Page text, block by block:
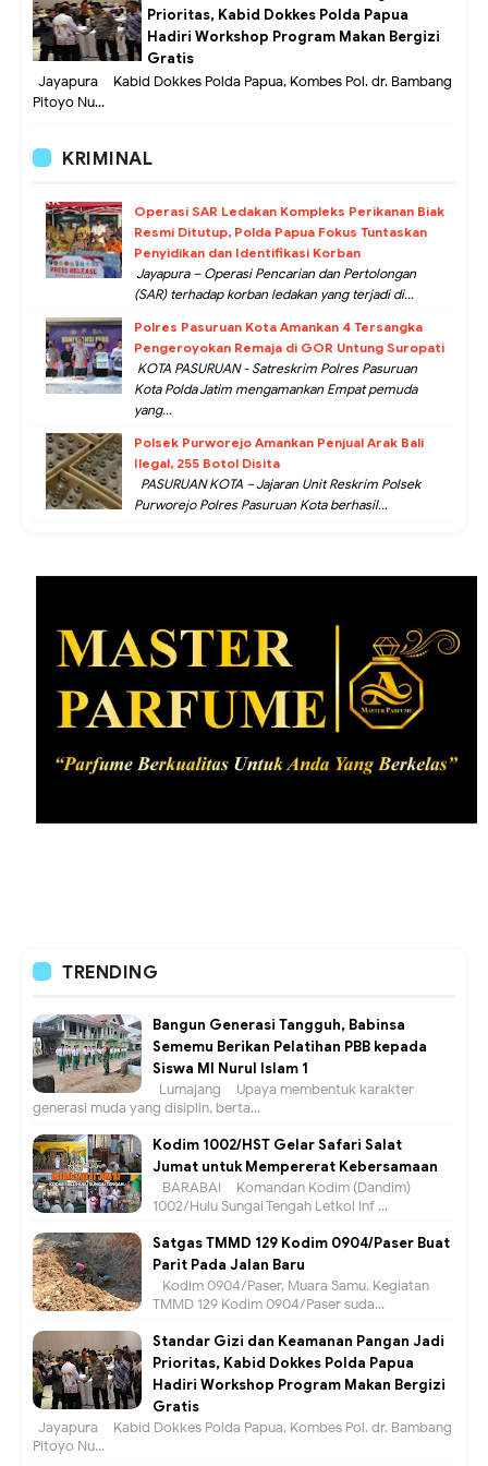
Prioritas, Kabid Dokkes Polda Papua
Hadiri Workshop Program Makan Bergizi
Gratis
Jayapura – Kabid Dokkes Polda Papua, Kombes Pol. dr. Bambang
Pitoyo Nu...
KRIMINAL
Operasi SAR Ledakan Kompleks Perikanan Biak
Resmi Ditutup, Polda Papua Fokus Tuntaskan
Penyidikan dan Identifikasi Korban
Jayapura – Operasi Pencarian dan Pertolongan
(SAR) terhadap korban ledakan yang terjadi di...
Polres Pasuruan Kota Amankan 4 Tersangka
Pengeroyokan Remaja di GOR Untung Suropati
KOTA PASURUAN - Satreskrim Polres Pasuruan
Kota Polda Jatim mengamankan Empat pemuda
yang...
Polsek Purworejo Amankan Penjual Arak Bali
Ilegal, 255 Botol Disita
PASURUAN KOTA – Jajaran Unit Reskrim Polsek
Purworejo Polres Pasuruan Kota berhasil...
TRENDING
Bangun Generasi Tangguh, Babinsa
Sememu Berikan Pelatihan PBB kepada
Siswa MI Nurul Islam 1
Lumajang – Upaya membentuk karakter
generasi muda yang disiplin, berta...
Kodim 1002/HST Gelar Safari Salat
Jumat untuk Mempererat Kebersamaan
BARABAI – Komandan Kodim (Dandim)
1002/Hulu Sungai Tengah Letkol Inf ...
Satgas TMMD 129 Kodim 0904/Paser Buat
Parit Pada Jalan Baru
Kodim 0904/Paser, Muara Samu. Kegiatan
TMMD 129 Kodim 0904/Paser suda...
Standar Gizi dan Keamanan Pangan Jadi
Prioritas, Kabid Dokkes Polda Papua
Hadiri Workshop Program Makan Bergizi
Gratis
Jayapura – Kabid Dokkes Polda Papua, Kombes Pol. dr. Bambang
Pitoyo Nu...